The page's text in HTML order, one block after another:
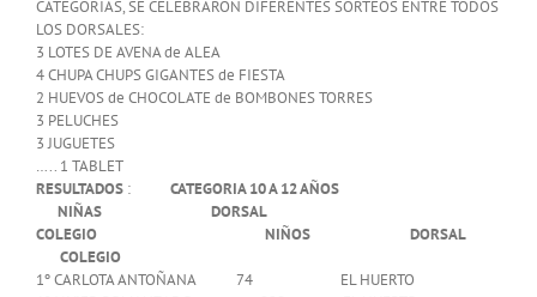
CATEGORIAS, SE CELEBRARON DIFERENTES SORTEOS ENTRE TODOS
LOS DORSALES:
3 LOTES DE AVENA de ALEA
4 CHUPA CHUPS GIGANTES de FIESTA
2 HUEVOS de CHOCOLATE de BOMBONES TORRES
3 PELUCHES
3 JUGUETES
….. 1 TABLET
RESULTADOS :
CATEGORIA 10 A 12 AÑOS
NIÑAS DORSAL
COLEGIO NIÑOS DORSAL
COLEGIO
1º CARLOTA ANTOÑANA 74 EL HUERTO